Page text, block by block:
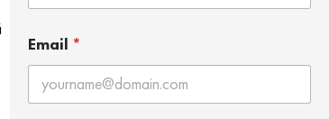
Email *